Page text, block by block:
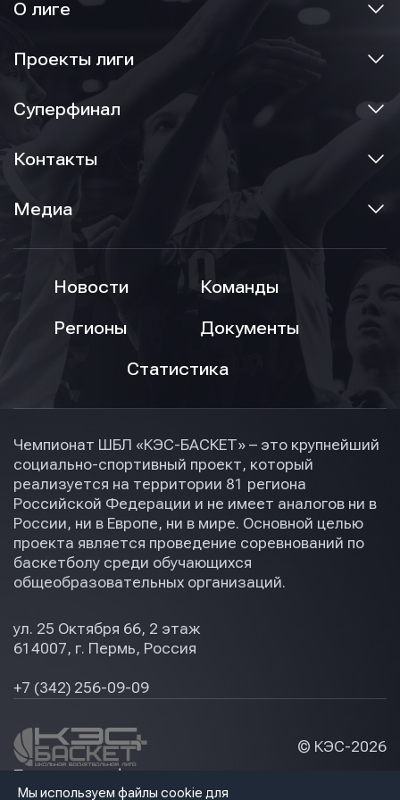
О лиге
Проекты лиги
Суперфинал
Контакты
Медиа
Новости
Команды
Регионы
Документы
Статистика
Чемпионат ШБЛ «КЭС-БАСКЕТ» – это крупнейший
социально-спортивный проект, который
реализуется на территории 81 региона
Российской Федерации и не имеет аналогов ни в
России, ни в Европе, ни в мире. Основной целью
проекта является проведение соревнований по
баскетболу среди обучающихся
общеобразовательных организаций.
ул. 25 Октября 66, 2 этаж
614007, г. Пермь, Россия
+7 (342) 256-09-09
© КЭС-2026
Политика конфидециальности
Мы используем файлы cookie для